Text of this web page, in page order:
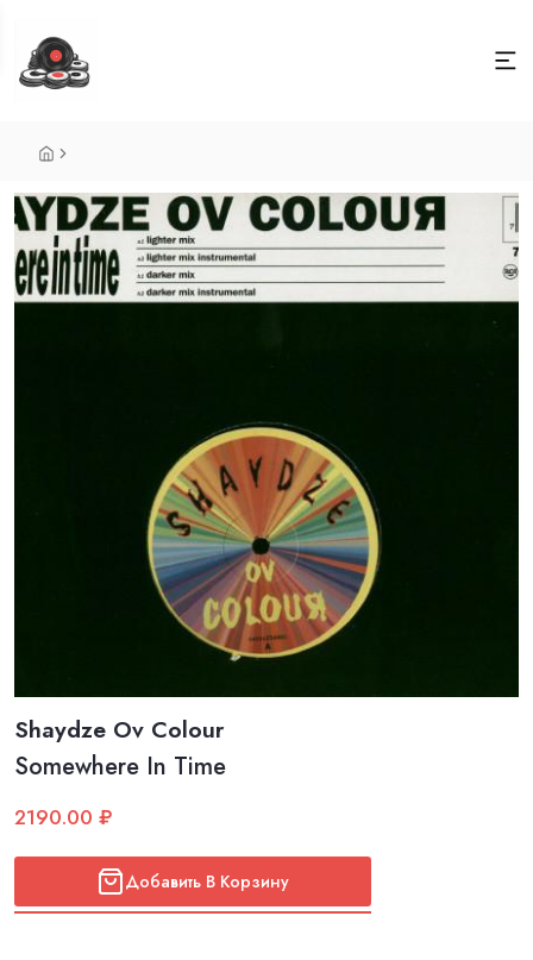
Shaydze Ov Colour
Somewhere In Time
2190.00 ₽
Добавить В Корзину